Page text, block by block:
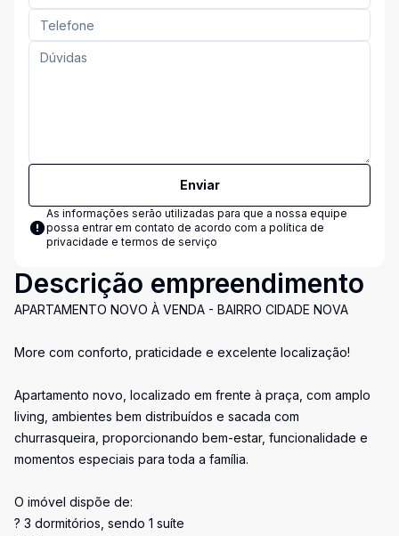
Enviar
As informações serão utilizadas para que a nossa equipe
possa entrar em contato de acordo com a política de
privacidade e termos de serviço
Descrição empreendimento
APARTAMENTO NOVO À VENDA - BAIRRO CIDADE NOVA
More com conforto, praticidade e excelente localização!
Apartamento novo, localizado em frente à praça, com amplo
living, ambientes bem distribuídos e sacada com
churrasqueira, proporcionando bem-estar, funcionalidade e
momentos especiais para toda a família.
O imóvel dispõe de:
? 3 dormitórios, sendo 1 suíte